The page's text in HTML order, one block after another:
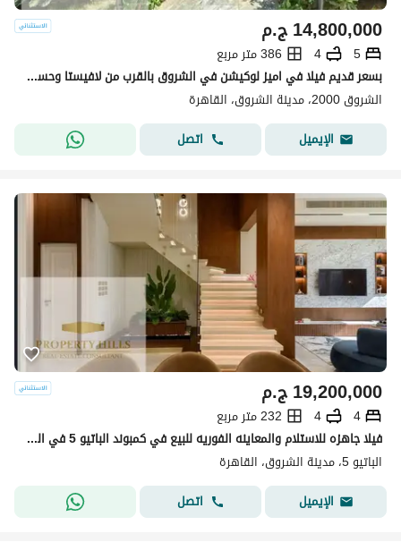
ج.م14,800,000
5
4
386 متر مربع
بسعر قديم فيلا في اميز لوكيشن في الشروق بالقرب من لافيستا وحسن علام
الشروق 2000، مدينة الشروق، القاهرة
الإيميل
اتصل
ج.م19,200,000
4
4
232 متر مربع
فيلا جاهزه للاستلام والمعاينه الفوريه للبيع في كمبوند الباتيو 5 في الشروق بالقرب من مدينتي El patio 5
الباتيو 5، مدينة الشروق، القاهرة
الإيميل
اتصل